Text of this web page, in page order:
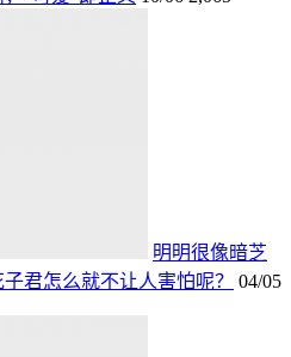
明明很像暗芝
君怎么就不让人害怕呢？
04/05